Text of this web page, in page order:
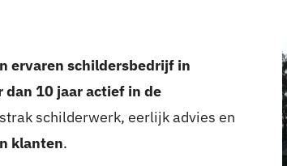
ervaren schildersbedrijf in
dan 10 jaar actief in de
schilderwerk, eerlijk advies en
klanten.